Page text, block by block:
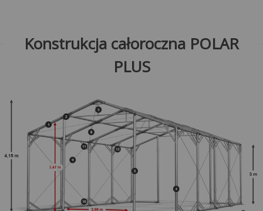
Konstrukcja całoroczna POLAR
PLUS